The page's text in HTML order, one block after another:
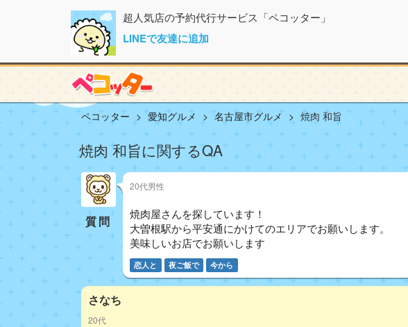
超人気店の予約代行サービス「ペコッター」
LINEで友達に追加
ペコッター 愛知グルメ 名古屋市グルメ 焼肉 和旨
焼肉 和旨に関するQA
質問
20代男性
焼肉屋さんを探しています！
大曽根駅から平安通にかけてのエリアでお願いします。
美味しいお店でお願いします
恋人と 夜ご飯で 今から
さなち
20代